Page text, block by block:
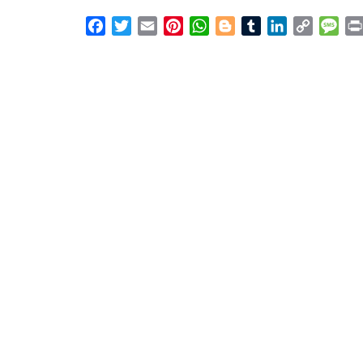
FacebookTwitterEmail PinterestWhatsAppBloggerTumblrLinkedIn
Copy